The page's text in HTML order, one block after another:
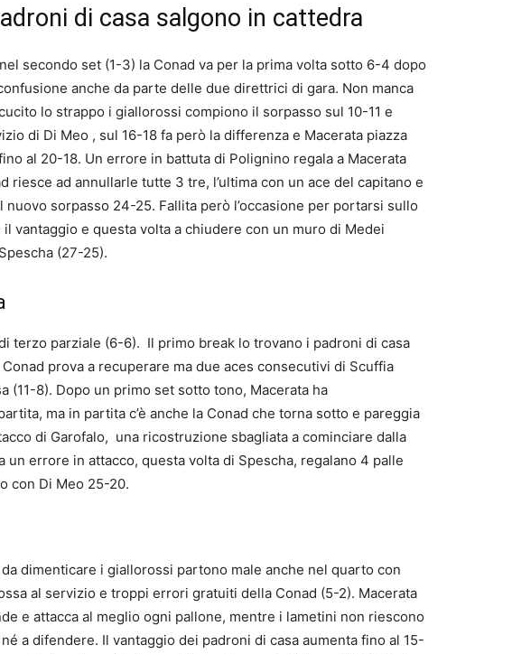
di casa salgono in cattedra
secondo set (1-3) la Conad va per la prima volta sotto 6-4 dopo
anche da parte delle due direttrici di gara. Non manca
lo strappo i giallorossi compiono il sorpasso sul 10-11 e
di Di Meo , sul 16-18 fa però la differenza e Macerata piazza
al 20-18. Un errore in battuta di Polignino regala a Macerata
riesce ad annullarle tutte 3 tre, l’ultima con un ace del capitano e
sorpasso 24-25. Fallita però l’occasione per portarsi sullo
vantaggio e questa volta a chiudere con un muro di Medei
(27-25).
terzo parziale (6-6). Il primo break lo trovano i padroni di casa
prova a recuperare ma due aces consecutivi di Scuffia
(11-8). Dopo un primo set sotto tono, Macerata ha
ma in partita c’è anche la Conad che torna sotto e pareggia
di Garofalo, una ricostruzione sbagliata a cominciare dalla
un errore in attacco, questa volta di Spescha, regalano 4 palle
con Di Meo 25-20.
dimenticare i giallorossi partono male anche nel quarto con
al servizio e troppi errori gratuiti della Conad (5-2). Macerata
e attacca al meglio ogni pallone, mentre i lametini non riescono
a difendere. Il vantaggio dei padroni di casa aumenta fino al 15-